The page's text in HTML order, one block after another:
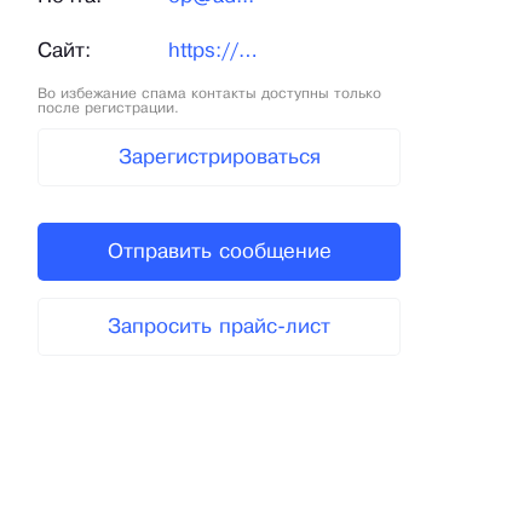
Сайт: https://adel-hat.ru/?utm_source=xn--b1aedfedwrdfl5a6k.xn--p1ai/&utm_medium=sear…
Во избежание спама контакты доступны только
после регистрации.
Зарегистрироваться
Отправить сообщение
Запросить прайс-лист